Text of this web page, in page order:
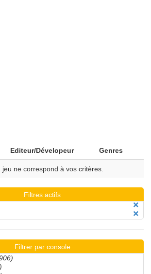
Editeur/Dévelopeur Genres
jeu ne correspond à vos critères.
Filtres actifs
Filtrer par console